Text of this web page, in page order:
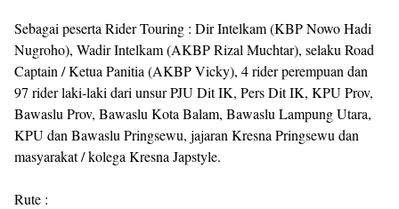
Sebagai peserta Rider Touring : Dir Intelkam (KBP Nowo Hadi
Nugroho), Wadir Intelkam (AKBP Rizal Muchtar), selaku Road
Captain / Ketua Panitia (AKBP Vicky), 4 rider perempuan dan
97 rider laki-laki dari unsur PJU Dit IK, Pers Dit IK, KPU Prov,
Bawaslu Prov, Bawaslu Kota Balam, Bawaslu Lampung Utara,
KPU dan Bawaslu Pringsewu, jajaran Kresna Pringsewu dan
masyarakat / kolega Kresna Japstyle.
Rute :